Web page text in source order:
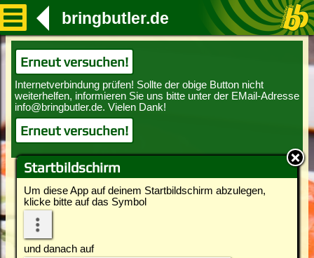
Startbildschirm
Um diese App auf deinem Startbildschirm abzulegen,
klicke bitte auf das Symbol
und danach auf
bringbutler.de
Erneut versuchen!
Erneut versuchen!